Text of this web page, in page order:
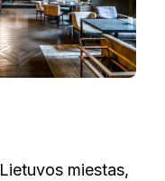
miestas,